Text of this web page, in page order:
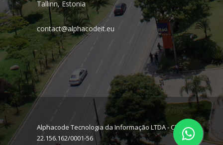
Tallinn, Estonia
contact@alphacodeit.eu
Alphacode Tecnologia da Informação LTDA - CNPJ:
22.156.162/0001-56